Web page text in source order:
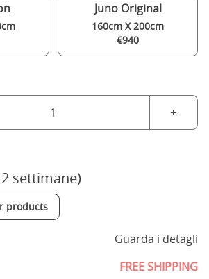
Juno Original
160cm X 200cm
€940
+
settimane)
products
Guarda i detagli
FREE SHIPPING